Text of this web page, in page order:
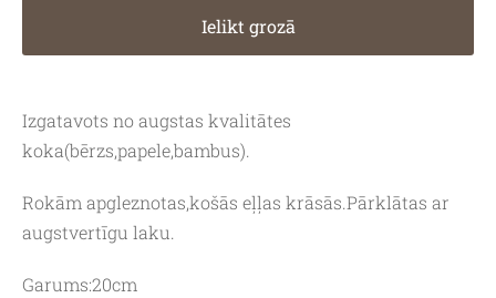
Ielikt grozā
Izgatavots no augstas kvalitātes
koka(bērzs,papele,bambus).
Rokām apgleznotas,košās eļļas krāsās.Pārklātas ar
augstvertīgu laku.
Garums:20cm